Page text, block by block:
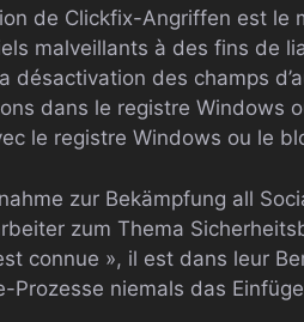
de Clickfix-Angriffen est le
malveillants à des fins de
désactivation des champs
dans le registre Windows
le registre Windows ou le
zur Bekämpfung all
zum Thema
connue », il est dans leur
Prozesse niemals das